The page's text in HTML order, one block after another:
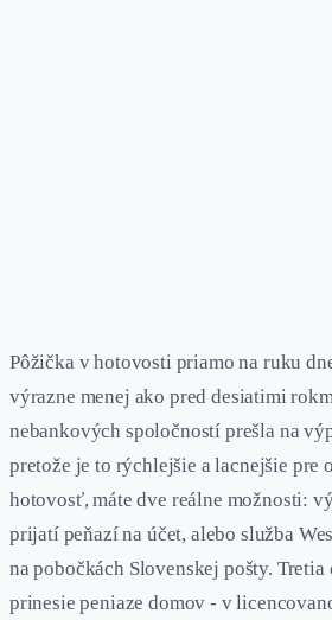
Pôžička v hotovosti priamo na ruku
výrazne menej ako pred desiatimi
nebankových spoločností prešla na
pretože je to rýchlejšie a lacnejšie pre
hotovosť, máte dve reálne možnosti:
prijatí peňazí na účet, alebo služba
na pobočkách Slovenskej pošty. Tretia
prinesie peniaze domov - v